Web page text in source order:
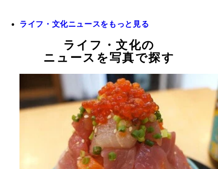
ライフ・文化ニュースをもっと見る
ライフ・文化の
ニュースを写真で探す